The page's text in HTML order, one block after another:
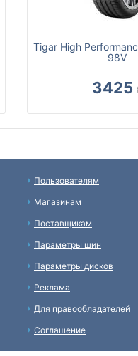
Tigar High
98V
3425
Пользователям
Магазинам
Поставщикам
Параметры шин
Параметры дисков
Реклама
Для правообладателей
Соглашение